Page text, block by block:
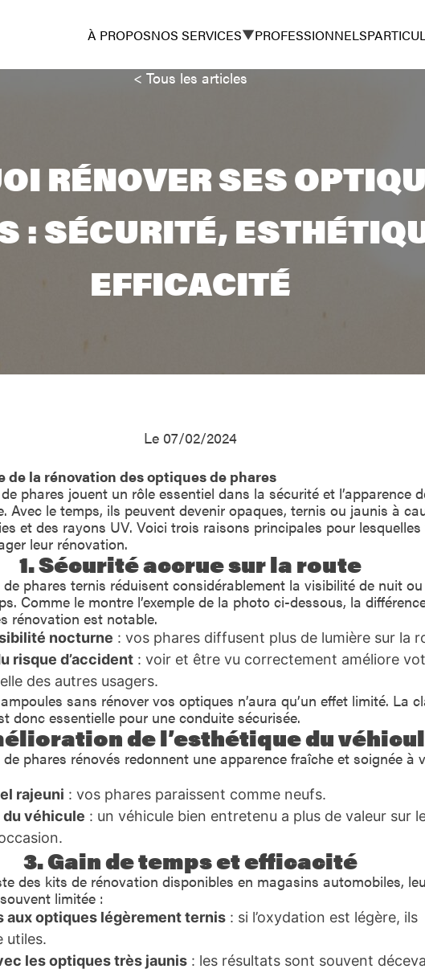
À PROPOSNOS SERVICES PROFESSIONNELS
< Tous les articles
RÉNOVER SES
: SÉCURITÉ,
EFFICACITÉ
Le 07/02/2024
de la rénovation des optiques de phares
phares jouent un rôle essentiel dans la sécurité et l’apparence
Avec le temps, ils peuvent devenir opaques, ternis ou jaunis à
et des rayons UV. Voici trois raisons principales pour lesquelles
leur rénovation.
1. Sécurité accrue sur la route
phares ternis réduisent considérablement la visibilité de nuit
Comme le montre l’exemple de la photo ci-dessous, la
rénovation est notable.
nocturne : vos phares diffusent plus de lumière sur la
risque d’accident : voir et être vu correctement améliore
des autres usagers.
sans rénover vos optiques n’aura qu’un effet limité. La
donc essentielle pour une conduite sécurisée.
de l’esthétique du
phares rénovés redonnent une apparence fraîche et soignée à
rajeuni : vos phares paraissent comme neufs.
véhicule : un véhicule bien entretenu a plus de valeur sur
3. Gain de temps et efficacité
des kits de rénovation disponibles en magasins automobiles,
limitée :
aux optiques légèrement ternis : si l’oxydation est légère, ils
utiles.
les optiques très jaunis : les résultats sont souvent